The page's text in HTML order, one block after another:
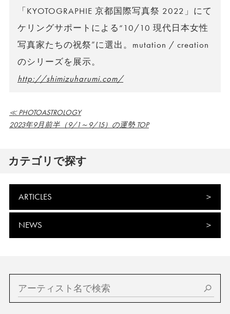
「KYOTOGRAPHIE 京都国際写真祭 2022」にて
ケリングサポートによる“10/10 現代日本女性
写真家たちの祝祭”に選出。mutation / creation
のシリーズを展示。
http://shimizuharumi.com/
≪ PHOTOASTROLOGY
2023年9月前半（9/1～9/15）の運勢 TOP
カテゴリで探す
ARTICLES
NEWS